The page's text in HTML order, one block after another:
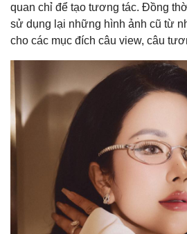
quan chỉ để tạo tương tác. Đồng
sử dụng lại những hình ảnh cũ từ
cho các mục đích câu view, câu